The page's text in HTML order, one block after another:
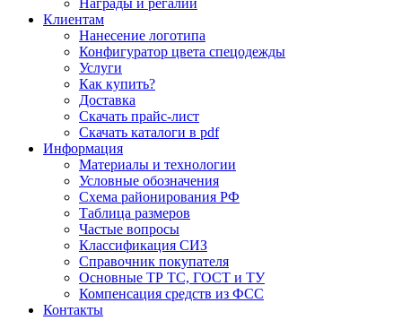
Награды и регалии
Клиентам
Нанесение логотипа
Конфигуратор цвета спецодежды
Услуги
Как купить?
Доставка
Скачать прайс-лист
Скачать каталоги в pdf
Информация
Материалы и технологии
Условные обозначения
Схема районирования РФ
Таблица размеров
Частые вопросы
Классификация СИЗ
Справочник покупателя
Основные ТР ТС, ГОСТ и ТУ
Компенсация средств из ФСС
Контакты